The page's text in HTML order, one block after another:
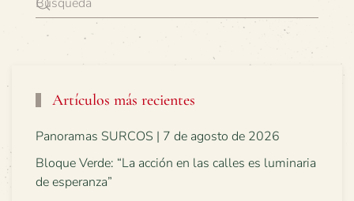
Artículos más recientes
Panoramas SURCOS | 7 de agosto de 2026
Bloque Verde: “La acción en las calles es luminaria
de esperanza”